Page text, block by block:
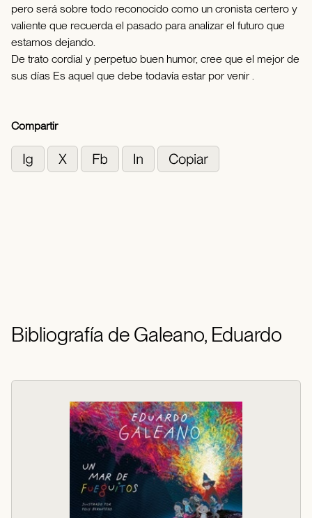
pero será sobre todo reconocido como un cronista certero y
valiente que recuerda el pasado para analizar el futuro que
estamos dejando.
De trato cordial y perpetuo buen humor, cree que el mejor de
sus días Es aquel que debe todavía estar por venir .
Compartir
Bibliografía de Galeano, Eduardo